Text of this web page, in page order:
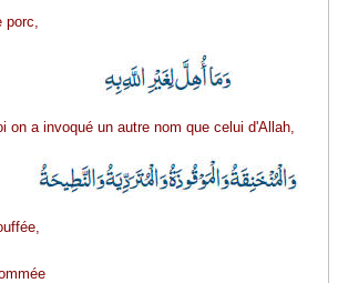
porc,
on a invoqué un autre nom que celui d'Allah,